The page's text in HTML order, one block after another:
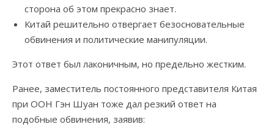
сторона об этом прекрасно знает.
Китай решительно отвергает безосновательные
обвинения и политические манипуляции.
Этот ответ был лаконичным, но предельно жестким.
Ранее, заместитель постоянного представителя Китая
при ООН Гэн Шуан тоже дал резкий ответ на
подобные обвинения, заявив: